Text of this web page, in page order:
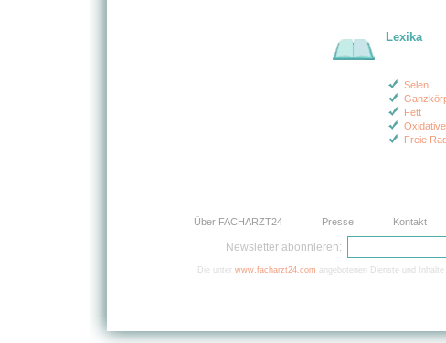
Lexika
Selen
Fett
Freie
Über FACHARZT24 Presse Kontakt
Newsletter abonnieren:
Die unter www.facharzt24.com angebotenen Dienste und